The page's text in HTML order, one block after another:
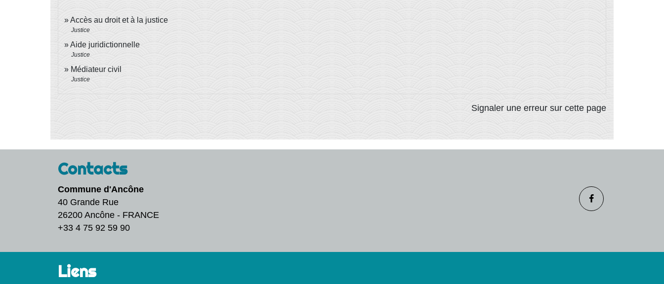
Accès au droit et à la justice
Justice
Aide juridictionnelle
Justice
Médiateur civil
Justice
Signaler une erreur sur cette page
Contacts
Commune d'Ancône
40 Grande Rue
26200 Ancône - FRANCE
+33 4 75 92 59 90
Liens